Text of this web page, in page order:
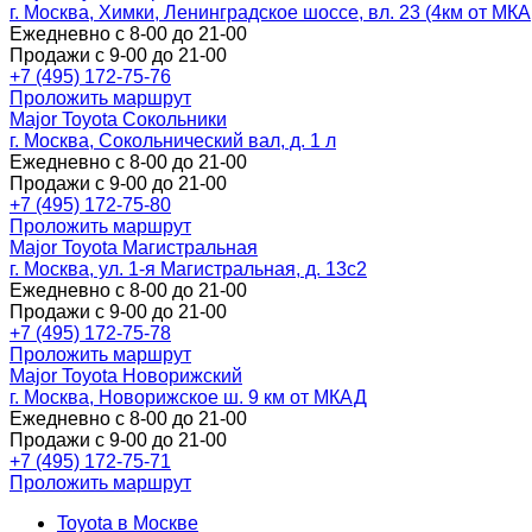
г. Москва, Химки, Ленинградское шоссе, вл. 23 (4км от
Ежедневно с 8-00 до 21-00
Продажи с 9-00 до 21-00
+7 (495) 172-75-76
Проложить маршрут
Major Toyota Сокольники
г. Москва, Сокольнический вал, д. 1 л
Ежедневно с 8-00 до 21-00
Продажи с 9-00 до 21-00
+7 (495) 172-75-80
Проложить маршрут
Major Toyota Магистральная
г. Москва, ул. 1-я Магистральная, д. 13с2
Ежедневно с 8-00 до 21-00
Продажи с 9-00 до 21-00
+7 (495) 172-75-78
Проложить маршрут
Major Toyota Новорижский
г. Москва, Новорижское ш. 9 км от МКАД
Ежедневно с 8-00 до 21-00
Продажи с 9-00 до 21-00
+7 (495) 172-75-71
Проложить маршрут
Toyota в Москве